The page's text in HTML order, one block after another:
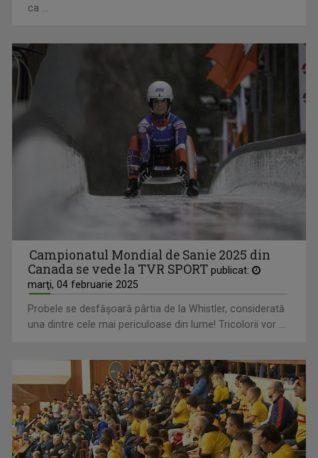
ca ...
Campionatul Mondial de Sanie 2025 din
Canada se vede la TVR SPORTpublicat:
marţi, 04 februarie 2025
Probele se desfăşoară pârtia de la Whistler, considerată
una dintre cele mai periculoase din lume! Tricolorii vor ...